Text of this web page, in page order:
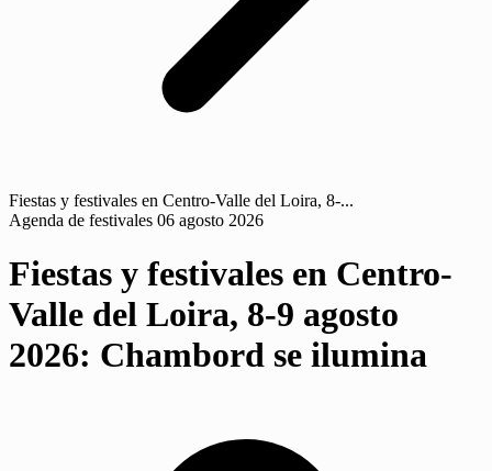
Fiestas y festivales en Centro-Valle del Loira, 8-...
Agenda de festivales 06 agosto 2026
Fiestas y festivales en Centro-
Valle del Loira, 8-9 agosto
2026: Chambord se ilumina